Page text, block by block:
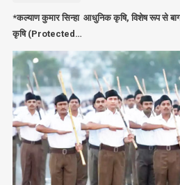
*कल्याण कुमार सिन्हा आधुनिक कृषि, विशेष रूप से
कृषि (Protected…